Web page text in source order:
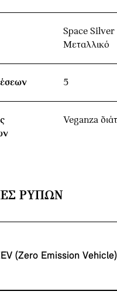
Space Silver
Μεταλλικό
5
Veganza
ΡΎΠΩΝ
(Zero Emission Vehicle)